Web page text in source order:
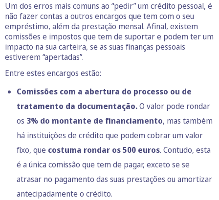
Um dos erros mais comuns ao “pedir” um crédito pessoal, é
não fazer contas a outros encargos que tem com o seu
empréstimo, além da prestação mensal. Afinal, existem
comissões e impostos que tem de suportar e podem ter um
impacto na sua carteira, se as suas finanças pessoais
estiverem “apertadas”.
Entre estes encargos estão:
Comissões com a abertura do processo ou de
tratamento da documentação.O valor pode rondar
os 3% do montante de financiamento, mas também
há instituições de crédito que podem cobrar um valor
fixo, que costuma rondar os 500 euros. Contudo, esta
é a única comissão que tem de pagar, exceto se se
atrasar no pagamento das suas prestações ou amortizar
antecipadamente o crédito.